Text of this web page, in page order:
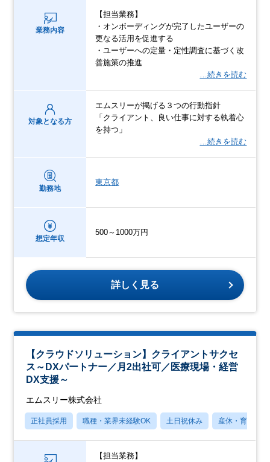
業務内容
【担当業務】
・オンボーディングが完了したユーザーの
更なる活用を促進する
・ユーザーへの定量・定性調査に基づく改
善施策の推進
…続きを読む
対象となる方
エムスリーが掲げる３つの行動指針
「クライアント、良い仕事に対する執着心
を持つ」
…続きを読む
勤務地
東京都
想定年収
500～1000万円
詳しく見る
【クラウドソリューション】クライアントサクセ
ス～DXパートナー／月2出社可／医療現場・経営
DX支援～
エムスリー株式会社
正社員採用 職種・業界未経験OK 土日祝休み 産休・育休あり
【担当業務】